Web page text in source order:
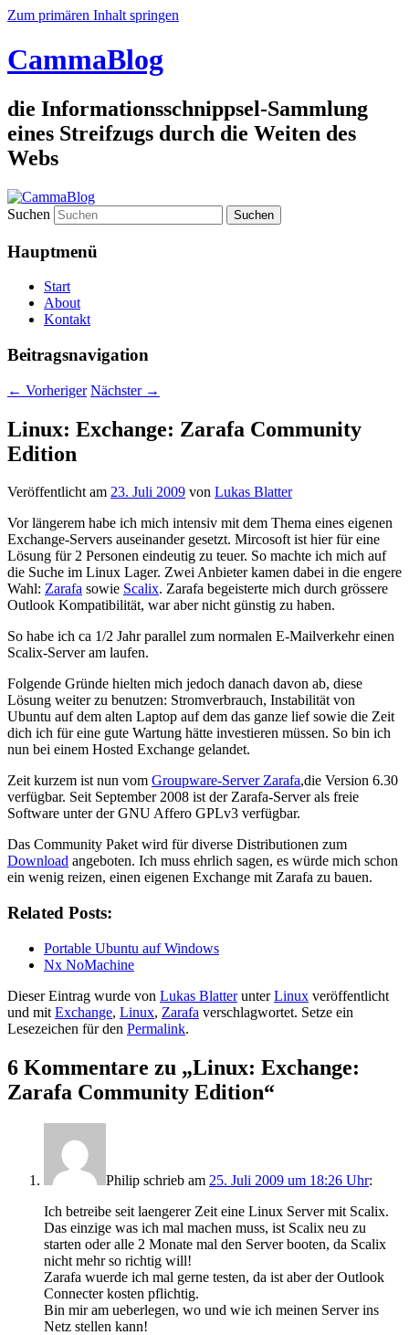
Zum primären Inhalt springen
CammaBlog
die Informationsschnippsel-Sammlung
eines Streifzugs durch die Weiten des
Webs
Suchen
Hauptmenü
Start
About
Kontakt
Beitragsnavigation
← Vorheriger Nächster →
Linux: Exchange: Zarafa Community
Edition
Veröffentlicht am 23. Juli 2009 von Lukas Blatter
Vor längerem habe ich mich intensiv mit dem Thema eines eigenen
Exchange-Servers auseinander gesetzt. Mircosoft ist hier für eine
Lösung für 2 Personen eindeutig zu teuer. So machte ich mich auf
die Suche im Linux Lager. Zwei Anbieter kamen dabei in die engere
Wahl: Zarafa sowie Scalix. Zarafa begeisterte mich durch grössere
Outlook Kompatibilität, war aber nicht günstig zu haben.
So habe ich ca 1/2 Jahr parallel zum normalen E-Mailverkehr einen
Scalix-Server am laufen.
Folgende Gründe hielten mich jedoch danach davon ab, diese
Lösung weiter zu benutzen: Stromverbrauch, Instabilität von
Ubuntu auf dem alten Laptop auf dem das ganze lief sowie die Zeit
dich ich für eine gute Wartung hätte investieren müssen. So bin ich
nun bei einem Hosted Exchange gelandet.
Zeit kurzem ist nun vom Groupware-Server Zarafa,die Version 6.30
verfügbar. Seit September 2008 ist der Zarafa-Server als freie
Software unter der GNU Affero GPLv3 verfügbar.
Das Community Paket wird für diverse Distributionen zum
Download angeboten. Ich muss ehrlich sagen, es würde mich schon
ein wenig reizen, einen eigenen Exchange mit Zarafa zu bauen.
Related Posts:
Portable Ubuntu auf Windows
Nx NoMachine
Dieser Eintrag wurde von Lukas BlatterunterLinux veröffentlicht
und mit Exchange, Linux, Zarafa verschlagwortet. Setze ein
Lesezeichen für den Permalink.
6 Kommentare zu „Linux: Exchange:
Zarafa Community Edition“
Philip schrieb am 25. Juli 2009 um 18:26 Uhr:
Ich betreibe seit laengerer Zeit eine Linux Server mit Scalix.
Das einzige was ich mal machen muss, ist Scalix neu zu
starten oder alle 2 Monate mal den Server booten, da Scalix
nicht mehr so richtig will!
Zarafa wuerde ich mal gerne testen, da ist aber der Outlook
Connecter kosten pflichtig.
Bin mir am ueberlegen, wo und wie ich meinen Server ins
Netz stellen kann!